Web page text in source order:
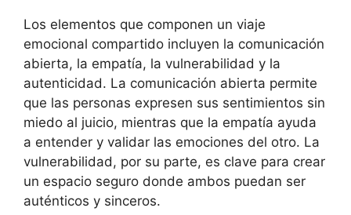
Los elementos que componen un viaje
emocional compartido incluyen la comunicación
abierta, la empatía, la vulnerabilidad y la
autenticidad. La comunicación abierta permite
que las personas expresen sus sentimientos sin
miedo al juicio, mientras que la empatía ayuda
a entender y validar las emociones del otro. La
vulnerabilidad, por su parte, es clave para crear
un espacio seguro donde ambos puedan ser
auténticos y sinceros.